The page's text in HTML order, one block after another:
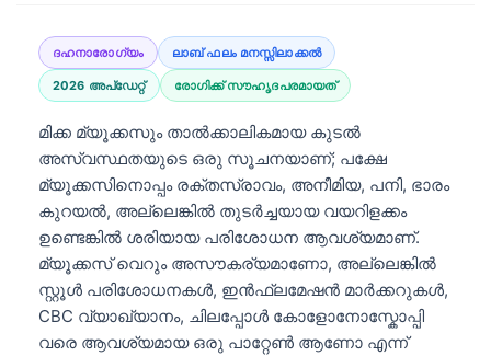
ദഹനാരോഗ്യം ലാബ് ഫലം മനസ്സിലാക്കൽ
2026 അപ്‌ഡേറ്റ് രോഗിക്ക് സൗഹൃദപരമായത്
മിക്ക മ്യൂക്കസും താൽക്കാലികമായ കുടൽ
അസ്വസ്ഥതയുടെ ഒരു സൂചനയാണ്; പക്ഷേ
മ്യൂക്കസിനൊപ്പം രക്തസ്രാവം, അനീമിയ, പനി, ഭാരം
കുറയൽ, അല്ലെങ്കിൽ തുടർച്ചയായ വയറിളക്കം
ഉണ്ടെങ്കിൽ ശരിയായ പരിശോധന ആവശ്യമാണ്.
മ്യൂക്കസ് വെറും അസൗകര്യമാണോ, അല്ലെങ്കിൽ
സ്റ്റൂൾ പരിശോധനകൾ, ഇൻഫ്ലമേഷൻ മാർക്കറുകൾ,
CBC വ്യാഖ്യാനം, ചിലപ്പോൾ കോളോനോസ്കോപ്പി
വരെ ആവശ്യമായ ഒരു പാറ്റേൺ ആണോ എന്ന്